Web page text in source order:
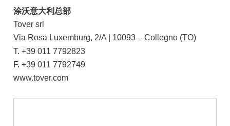
涂沃意大利总部
Tover srl
Via Rosa Luxemburg, 2/A | 10093 – Collegno (TO)
T. +39 011 7792823
F. +39 011 7792749
www.tover.com